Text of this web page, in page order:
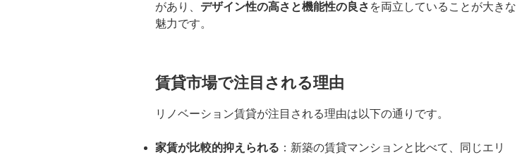
があり、 デザイン性の高さと機能性の良さ を両立していることが大きな
魅力です。
賃貸市場で注目される理由
リノベーション賃貸が注目される理由は以下の通りです。
家賃が比較的抑えられる ：新築の賃貸マンションと比べて、同じエリ